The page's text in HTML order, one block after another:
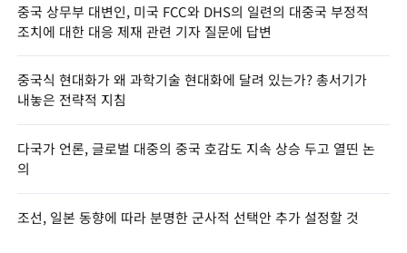
중국 상무부 대변인, 미국 FCC와 DHS의 일련의 대중국 부정적
조치에 대한 대응 제재 관련 기자 질문에 답변
중국식 현대화가 왜 과학기술 현대화에 달려 있는가? 총서기가
내놓은 전략적 지침
다국가 언론, 글로벌 대중의 중국 호감도 지속 상승 두고 열띤 논
의
조선, 일본 동향에 따라 분명한 군사적 선택안 추가 설정할 것